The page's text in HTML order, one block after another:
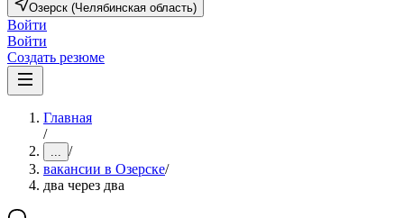
Озерск (Челябинская область)
Войти
Войти
Создать резюме
Главная
/
... /
вакансии в Озерске/
два через два